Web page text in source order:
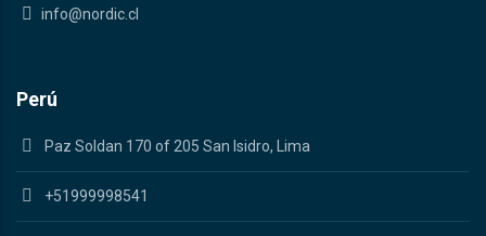
info@nordic.cl
Perú
Paz Soldan 170 of 205 San Isidro, Lima
+51999998541